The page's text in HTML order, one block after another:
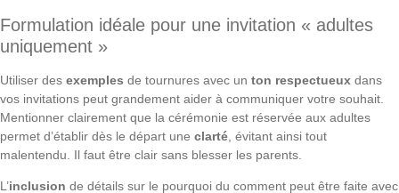
Formulation idéale pour une invitation « adultes
uniquement »
Utiliser des exemples de tournures avec un ton respectueux dans
vos invitations peut grandement aider à communiquer votre souhait.
Mentionner clairement que la cérémonie est réservée aux adultes
permet d’établir dès le départ une clarté , évitant ainsi tout
malentendu. Il faut être clair sans blesser les parents.
L’inclusion de détails sur le pourquoi du comment peut être faite avec